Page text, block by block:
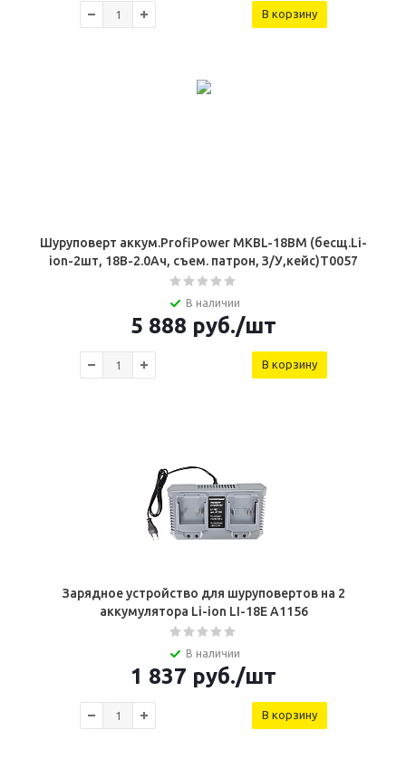
В корзину
Шуруповерт аккум.ProfiPower MKBL-18BM (бесщ.Li-
ion-2шт, 18В-2.0Ач, съем. патрон, З/У,кейс)T0057
В наличии
5 888 руб./шт
В корзину
Зарядное устройство для шуруповертов на 2
аккумулятора Li-ion LI-18E A1156
В наличии
1 837 руб./шт
В корзину